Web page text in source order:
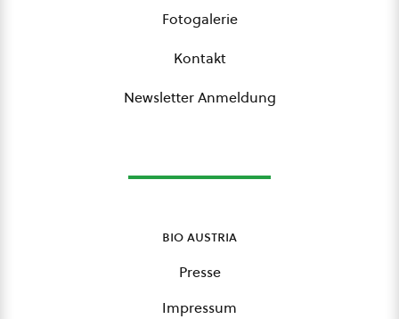
Fotogalerie
Kontakt
Newsletter Anmeldung
bio austria
Presse
Impressum